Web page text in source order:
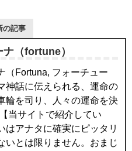
の記事
（fortune）
（Fortuna, フォーチュー
神話に伝えられる、運命の
輪を司り、人々の運命を決
当サイトで紹介してい
はアナタに確実にピッタリ
いとは限りません。おまじ